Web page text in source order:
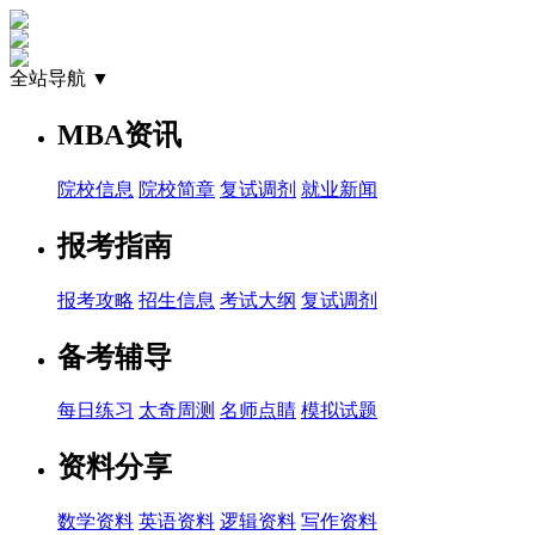
全站导航 ▼
MBA资讯
院校信息 院校简章 复试调剂 就业新闻
报考指南
报考攻略 招生信息 考试大纲 复试调剂
备考辅导
每日练习 太奇周测 名师点睛 模拟试题
资料分享
数学资料 英语资料 逻辑资料 写作资料